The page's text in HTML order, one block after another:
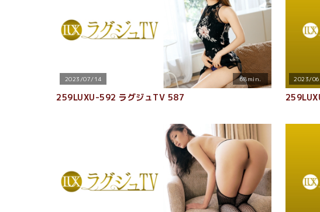
2023/07/14 68min.
259LUXU-592 ラグジュTV 587
2023/